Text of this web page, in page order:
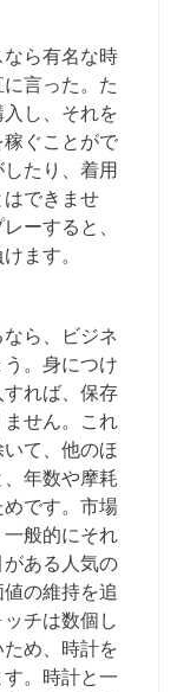
ら有名な時
言った。た
し、それを
ぐことがで
たり、着用
できませ
ーすると、
ます。
ら、ビジネ
。身につけ
れば、保存
せん。これ
て、他のほ
年数や摩耗
です。市場
般的にそれ
ある人気の
の維持を追
チは数個し
め、時計を
。時計と一